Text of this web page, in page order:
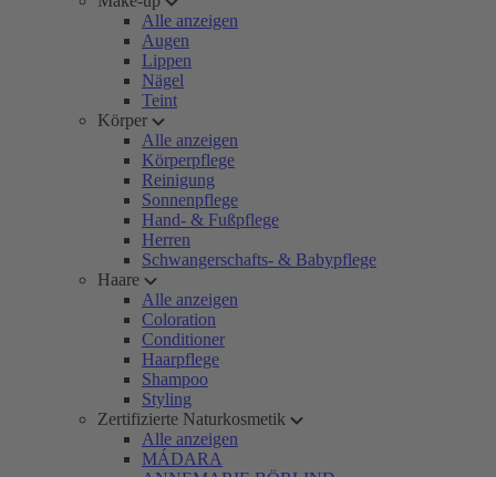
Alle anzeigen
Augen
Lippen
Nägel
Teint
Körper
Alle anzeigen
Körperpflege
Reinigung
Sonnenpflege
Hand- & Fußpflege
Herren
Schwangerschafts- & Babypflege
Haare
Alle anzeigen
Coloration
Conditioner
Haarpflege
Shampoo
Styling
Zertifizierte Naturkosmetik
Alle anzeigen
MÁDARA